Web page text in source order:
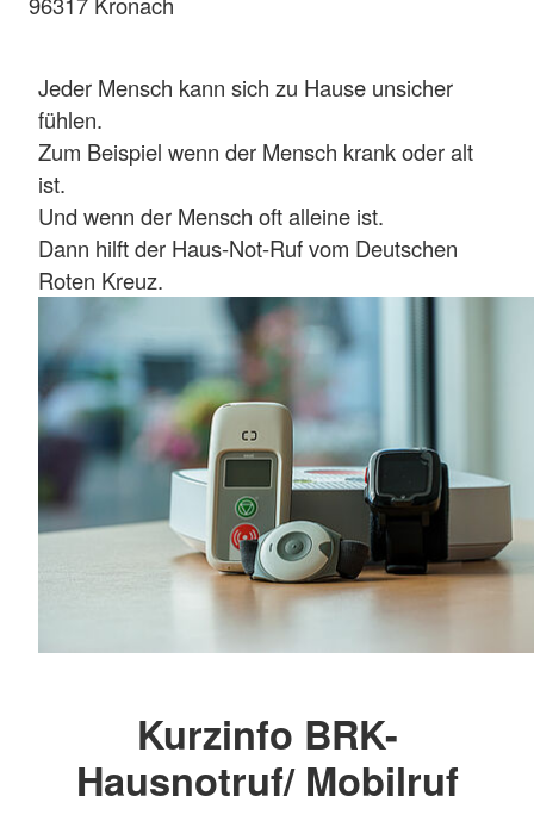
Jeder Mensch kann sich zu Hause unsicher
fühlen.
Zum Beispiel wenn der Mensch krank oder alt
ist.
Und wenn der Mensch oft alleine ist.
Dann hilft der Haus-Not-Ruf vom Deutschen
Roten Kreuz.
Kurzinfo BRK-
Hausnotruf/ Mobilruf